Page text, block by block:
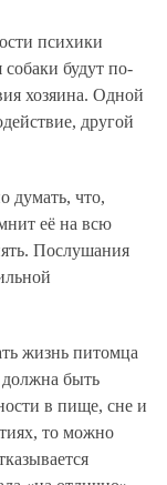
психики
будут по-
хозяина. Одной
другой
думать, что,
её на всю
Послушания
жизнь питомца
быть
в пище, сне и
то можно